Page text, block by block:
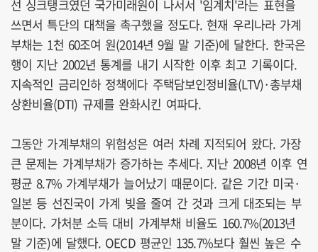
선 싱크탱크였던 국가미래원이 나서서 '임계치'라는 표현을
쓰면서 특단의 대책을 촉구했을 정도다. 현재 우리나라 가계
부채는 1천 60조여 원(2014년 9월 말 기준)에 달한다. 한국은
행이 지난 2002년 통계를 내기 시작한 이후 최고 기록이다.
지속적인 금리인하 정책에다 주택담보인정비율(LTV)·총부채
상환비율(DTI) 규제를 완화시킨 여파다.
그동안 가계부채의 위험성은 여러 차례 지적되어 왔다. 가장
큰 문제는 가계부채가 증가하는 추세다. 지난 2008년 이후 연
평균 8.7% 가계부채가 늘어났기 때문이다. 같은 기간 미국·
일본 등 선진국이 가계 빚을 줄여 간 것과 크게 대조되는 부
분이다. 가처분 소득 대비 가계부채 비율도 160.7%(2013년
말 기준)에 달했다. OECD 평균인 135.7%보다 훨씬 높은 수